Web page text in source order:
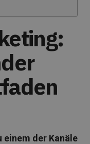
der Kanäle